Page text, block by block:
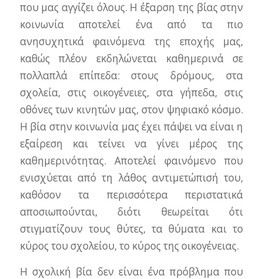
που μας αγγίζει όλους. Η έξαρση της βίας στην
κοινωνία αποτελεί ένα από τα πιο
ανησυχητικά φαινόμενα της εποχής μας,
καθώς πλέον εκδηλώνεται καθημερινά σε
πολλαπλά επίπεδα: στους δρόμους, στα
σχολεία, στις οικογένειες, στα γήπεδα, στις
οθόνες των κινητών μας, στον ψηφιακό κόσμο.
Η βία στην κοινωνία μας έχει πάψει να είναι η
εξαίρεση και τείνει να γίνει μέρος της
καθημερινότητας. Αποτελεί φαινόμενο που
ενισχύεται από τη λάθος αντιμετώπισή του,
καθόσον τα περισσότερα περιστατικά
αποσιωπούνται, διότι θεωρείται ότι
στιγματίζουν τους θύτες, τα θύματα και το
κύρος του σχολείου, το κύρος της οικογένειας.
Η σχολική βία δεν είναι ένα πρόβλημα που